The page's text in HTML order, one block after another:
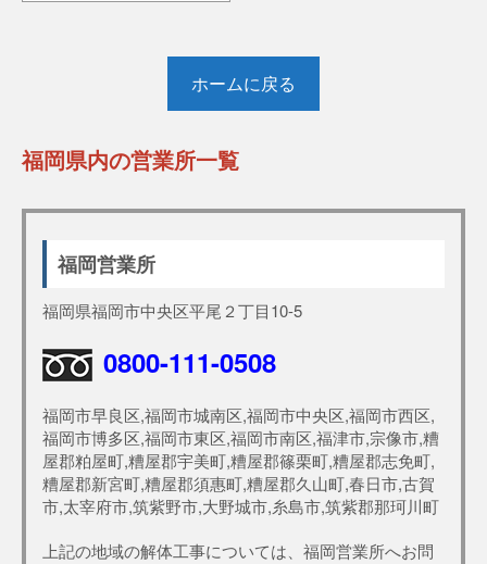
ホームに戻る
福岡県内の営業所一覧
福岡営業所
福岡県福岡市中央区平尾２丁目10-5
0800-111-0508
福岡市早良区,福岡市城南区,福岡市中央区,福岡市西区,
福岡市博多区,福岡市東区,福岡市南区,福津市,宗像市,糟
屋郡粕屋町,糟屋郡宇美町,糟屋郡篠栗町,糟屋郡志免町,
糟屋郡新宮町,糟屋郡須惠町,糟屋郡久山町,春日市,古賀
市,太宰府市,筑紫野市,大野城市,糸島市,筑紫郡那珂川町
上記の地域の解体工事については、福岡営業所へお問